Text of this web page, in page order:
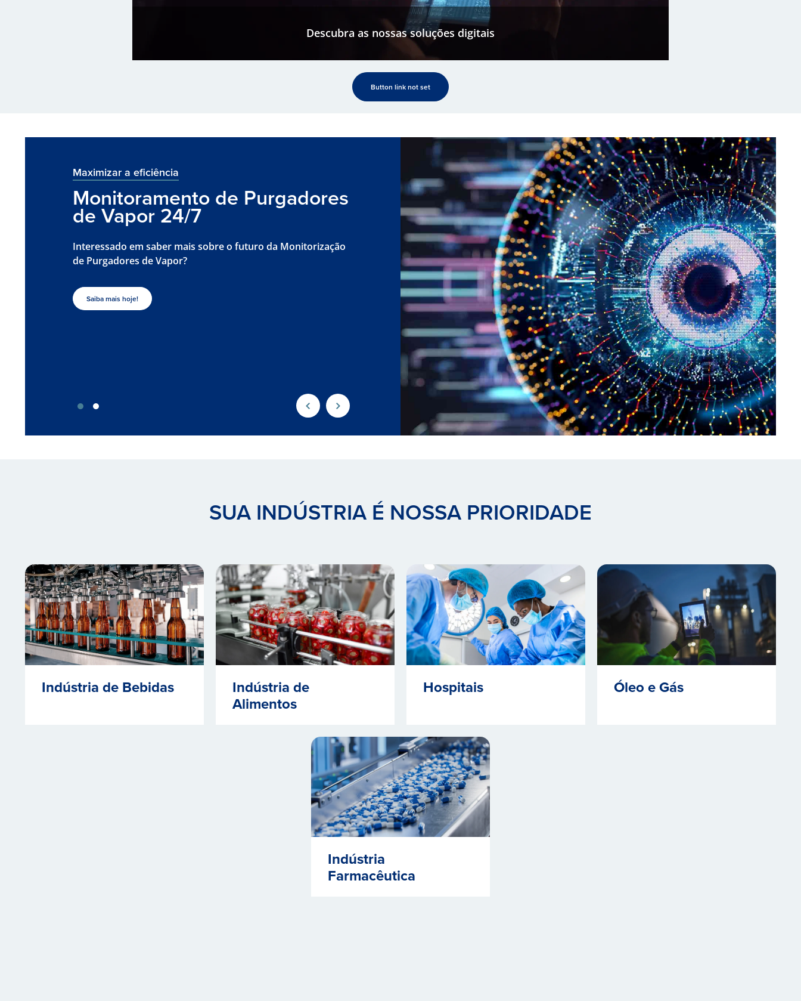
Descubra as nossas soluções digitais
Button link not set
Maximizar a eficiência
Monitoramento de Purgadores
de Vapor 24/7
Interessado em saber mais sobre o futuro da Monitorização
de Purgadores de Vapor?
Saiba mais hoje!
SUA INDÚSTRIA É NOSSA PRIORIDADE
Indústria de Bebidas
Indústria de
Alimentos
Hospitais Óleo e Gás
Indústria
Farmacêutica